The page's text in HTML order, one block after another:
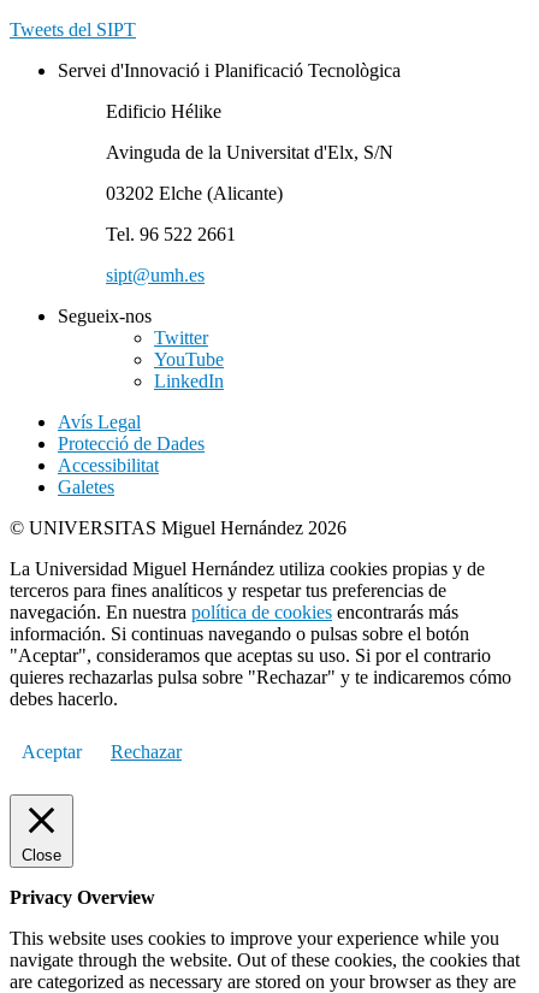
Tweets del SIPT
Servei d'Innovació i Planificació Tecnològica
Edificio Hélike
Avinguda de la Universitat d'Elx, S/N
03202 Elche (Alicante)
Tel. 96 522 2661
sipt@umh.es
Segueix-nos
Twitter
YouTube
LinkedIn
Avís Legal
Protecció de Dades
Accessibilitat
Galetes
© UNIVERSITAS Miguel Hernández 2026
La Universidad Miguel Hernández utiliza cookies propias y de
terceros para fines analíticos y respetar tus preferencias de
navegación. En nuestra política de cookies encontrarás más
información. Si continuas navegando o pulsas sobre el botón
"Aceptar", consideramos que aceptas su uso. Si por el contrario
quieres rechazarlas pulsa sobre "Rechazar" y te indicaremos cómo
debes hacerlo.
Aceptar Rechazar
Close
Privacy Overview
This website uses cookies to improve your experience while you
navigate through the website. Out of these cookies, the cookies that
are categorized as necessary are stored on your browser as they are